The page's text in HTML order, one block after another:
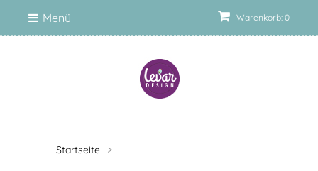
Warenkorb: 0
Menü
Startseite >